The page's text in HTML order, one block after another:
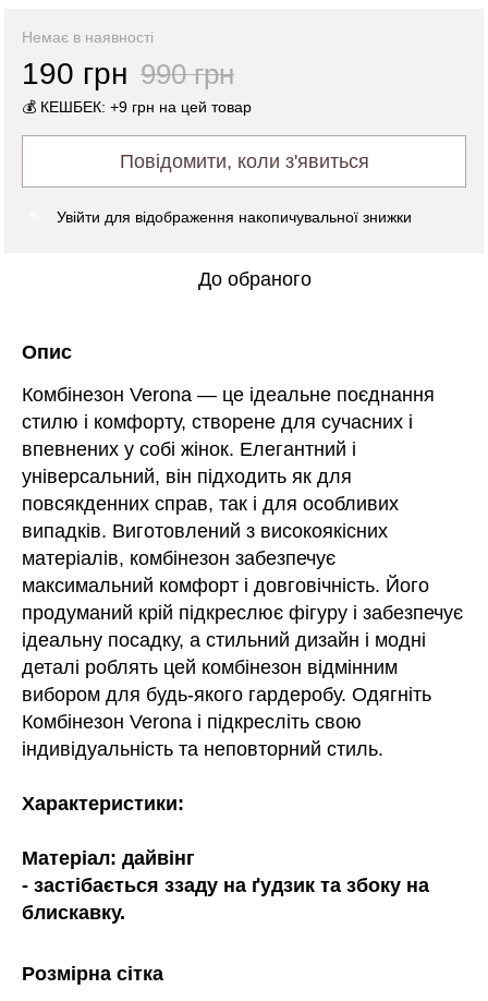
Немає в наявності
190 грн 990 грн
💰 КЕШБЕК: +9 грн на цей товар
Повідомити, коли з'явиться
Увійти для відображення накопичувальної знижки
До обраного
Опис
Комбінезон Verona — це ідеальне поєднання
стилю і комфорту, створене для сучасних і
впевнених у собі жінок. Елегантний і
універсальний, він підходить як для
повсякденних справ, так і для особливих
випадків. Виготовлений з високоякісних
матеріалів, комбінезон забезпечує
максимальний комфорт і довговічність. Його
продуманий крій підкреслює фігуру і забезпечує
ідеальну посадку, а стильний дизайн і модні
деталі роблять цей комбінезон відмінним
вибором для будь-якого гардеробу. Одягніть
Комбінезон Verona і підкресліть свою
індивідуальність та неповторний стиль.
Характеристики:
Матеріал: дайвінг
- застібається ззаду на ґудзик та збоку на
блискавку.
Розмірна сітка